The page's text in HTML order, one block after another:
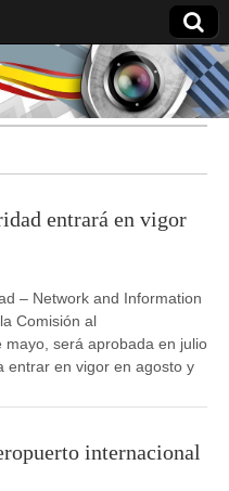
entrará en vigor
– Network and Information
Comisión al
será aprobada en julio
entrar en vigor en agosto y
internacional